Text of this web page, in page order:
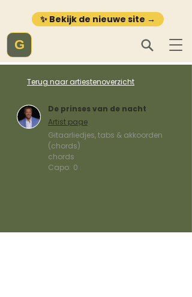
✨ Bekijk de nieuwe site →
G
Terug naar artiestenoverzicht
De prinses van de nacht
Artist page
Gitaarliedjes, tabs & akkoorden
(chords)
chords
Capo: 0